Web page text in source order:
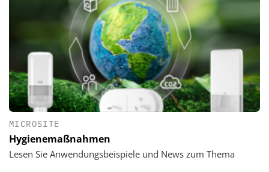
MICROSITE
Hygienemaßnahmen
Lesen Sie Anwendungsbeispiele und News zum Thema